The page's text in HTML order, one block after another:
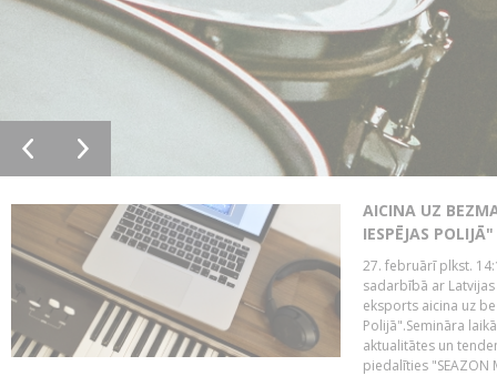
AICINA UZ
IESPĒJAS POLIJĀ"
27. februārī plkst.
sadarbībā ar
eksports aicina uz
Polijā".Semināra
aktualitātes un
piedalīties "SEAZON